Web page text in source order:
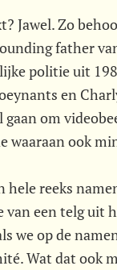
Jawel. Zo
father
politie uit
en
om
waaraan ook
reeks
een telg uit
we op de
Wat dat ook